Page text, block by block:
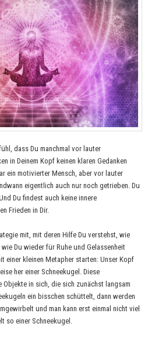
dass Du manchmal vor lauter
in Deinem Kopf keinen klaren Gedanken
ein motivierter Mensch, aber vor lauter
eigentlich auch nur noch getrieben. Du
Du findest auch keine innere
Frieden in Dir.
mit, mit deren Hilfe Du verstehst, wie
Du wieder für Ruhe und Gelassenheit
einer kleinen Metapher starten: Unser Kopf
her einer Schneekugel. Diese
Objekte in sich, die sich zunächst langsam
ein bisschen schüttelt, dann werden
und man kann erst einmal nicht viel
so einer Schneekugel.